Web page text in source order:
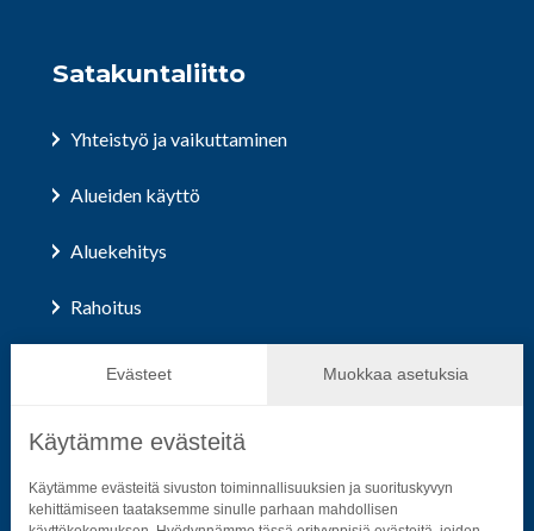
Evästeet Muokkaa asetuksia
Käytämme evästeitä
Käytämme evästeitä sivuston toiminnallisuuksien ja suorituskyvyn
kehittämiseen taataksemme sinulle parhaan mahdollisen
Satakuntaliitto
Yhteistyö ja vaikuttaminen
Alueiden käyttö
Aluekehitys
Rahoitus
Hallinto ja päätöksenteko
Seuraa sosiaalisessa mediassa